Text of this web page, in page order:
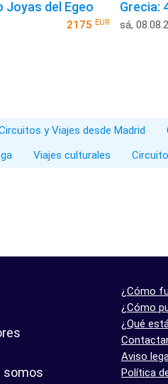
Joyas del Egeo
2175 EUR
Grecia:
sá,
y Viajes desde Madrid
Viajes culturales
somos
¿Cómo
¿Cómo
¿Qué
Aviso
Política